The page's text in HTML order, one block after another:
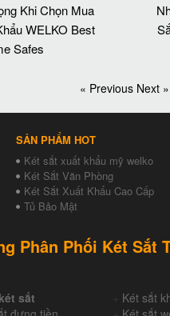
Khi Chọn Mua
WELKO Best
Safes
« Previous Next »
SẢN PHẨM HOT
Két sắt xuất khẩu mỹ welko
Két Sắt Văn Phòng
Két Sắt Xuất Khẩu Cao Cấp
Tủ Bảo Mật
Phân Phối Két Sắt
sắt Két sắt